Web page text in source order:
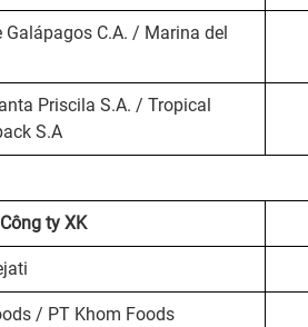
C.A. / Marina del
Priscila S.A. / Tropical
S.A
Công ty XK
/ PT Khom Foods